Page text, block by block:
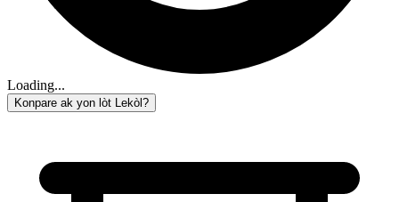
Loading...
Konpare ak yon lòt Lekòl?